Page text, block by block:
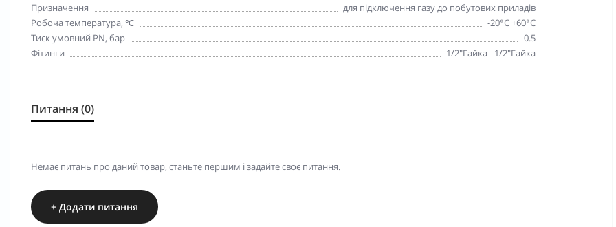
Призначення
для підключення газу до побутових приладів
Робоча температура, ℃
-20°С +60°С
Тиск умовний PN, бар
0.5
Фітинги
1/2"Гайка - 1/2"Гайка
Питання (0)
Немає питань про даний товар, станьте першим і задайте своє питання.
+ Додати питання